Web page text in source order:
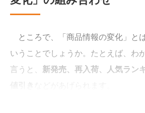
ところで、「商品情報の変化」と
いうことでしょうか。たとえば、わ
言うと、 新発売、再入荷、人気ラン